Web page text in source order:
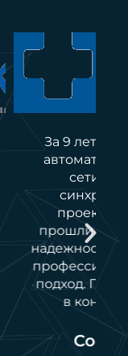
KEY4 мы
точек
свою
за